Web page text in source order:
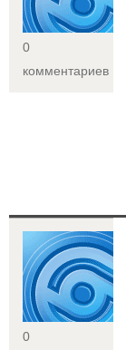
0
комментариев
0